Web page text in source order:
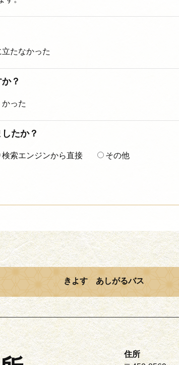
立たなかった
？
った
たか？
検索エンジンから直接 その他
きよす あしがるバス
住所